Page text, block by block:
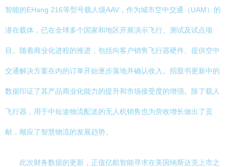
智能的EHang 216等型号载人级AAV，作为城市空中交通（UAM）的
潜在载体，已在全球多个国家和地区开展演示飞行、测试及试点项
目。随着商业化进程的推进，包括向客户销售飞行器硬件、提供空中
交通解决方案在内的订单开始逐步落地并确认收入。招股书更新中的
数据印证了其产品商业化能力的提升和市场接受度的增强。除了载人
飞行器，用于中短途物流配送的无人机销售也为营收增长做出了贡
献，顺应了智慧物流的发展趋势。
此次财务数据的更新，正值亿航智能寻求在美国纳斯达克上市之